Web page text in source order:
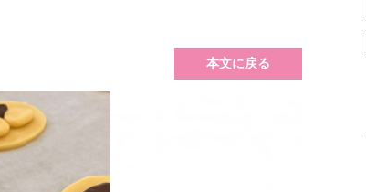
本文に戻る